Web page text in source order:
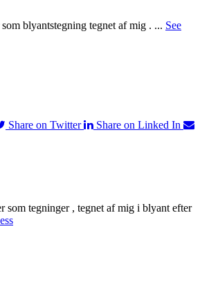
blyantstegning tegnet af mig . ... See
Share on Twitter
Share on Linked In
som tegninger , tegnet af mig i blyant efter